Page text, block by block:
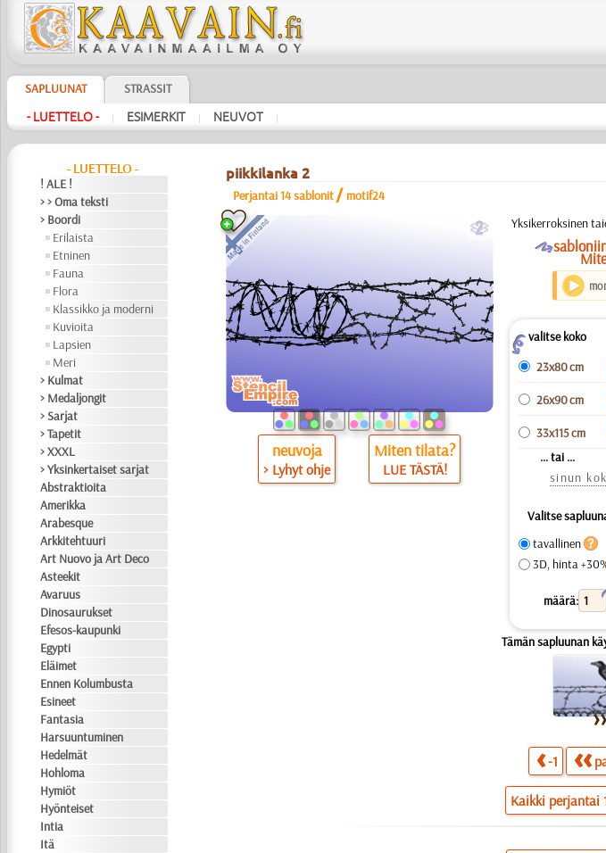
SAPLUUNAT STRASSIT
- LUETTELO - | ESIMERKIT | NEUVOT |
- LUETTELO -
! ALE !
> > Oma teksti
> Boordi
Erilaista
Etninen
Fauna
Flora
Klassikko ja moderni
Kuvioita
Lapsien
Meri
> Kulmat
> Medaljongit
> Sarjat
> Tapetit
> XXXL
> Yksinkertaiset sarjat
Abstraktioita
Amerikka
Arabesque
Arkkitehtuuri
Art Nuovo ja Art Deco
Asteekit
Avaruus
Dinosaurukset
Efesos-kaupunki
Egypti
Eläimet
Ennen Kolumbusta
Esineet
Fantasia
Harsuuntuminen
Hedelmät
Hohloma
Hymiöt
Hyönteiset
Intia
Itä
piikkilanka 2
Perjantai 14 sablonit / motif24
b
neuvoja
> Lyhyt ohje
Miten tilata?
LUE TÄSTÄ!
Yksikerroksinen
O
Zvalitse koko
23x80 cm
26x90 cm
33x115 cm
... tai ...
sinun
Valitse
tavallinen
3D, hinta
määrä:
Tämän sapluunan
-1
Kaikki perjantai